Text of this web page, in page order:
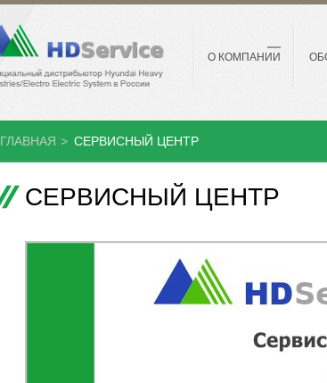
О КОМПАНИИ
ГЛАВНАЯ > СЕРВИСНЫЙ ЦЕНТР
СЕРВИСНЫЙ ЦЕНТР